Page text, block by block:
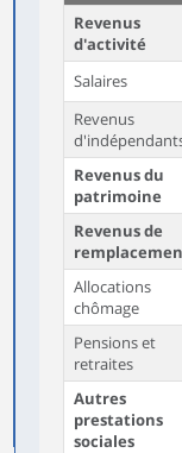
Revenus
d'activité
Salaires
Revenus
Revenus du
patrimoine
Revenus de
Allocations
chômage
Pensions et
retraites
Autres
prestations
sociales